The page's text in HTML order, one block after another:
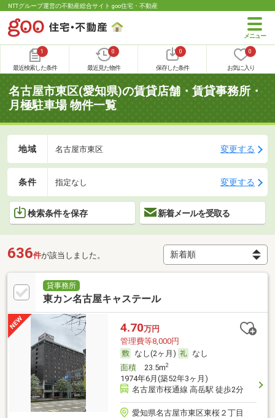
NTTグループ運営の不動産総合サイト goo住宅・不動産
1
最近検索した条件
0
最近見た物件
0
保存した条件
0
お気に入り
名古屋市東区(愛知県)の賃貸店舗・賃貸事務所・
月極駐車場 物件一覧
地域 名古屋市東区 変更する
条件 指定なし 変更する
検索条件を保存 新着メールを受取る
636件が該当しました。
貸事務所
東カン名古屋キャステール
4.70万円
管理費等8,000円
なし(2ヶ月)
なし
面積23.5m2
1974年6月(築52年3ヶ月)
名古屋市桜通線 高岳駅 徒歩2分
愛知県名古屋市東区東桜２丁目